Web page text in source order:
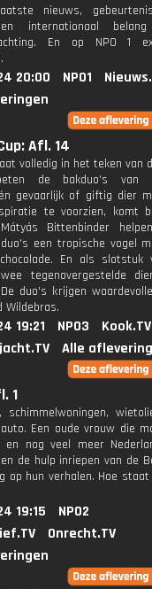
nieuws,
en internationaal
En op NPO 1
20:00 NPO1
Afl. 14
volledig in het teken van
de bakduo's van
gevaarlijk of giftig dier
te voorzien, komt
Bittenbinder
een tropische vogel
En als slotstuk
tegenovergestelde
duo's krijgen
Wildebras.
19:21 NPO3
Kook.TV
Alle
1
schimmelwoningen,
Een oude vrouw die
nog veel meer
de hulp inriepen van de
op hun verhalen. Hoe
19:15
NPO2
Onrecht.TV